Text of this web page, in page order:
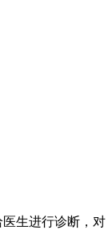
生进行诊断，对